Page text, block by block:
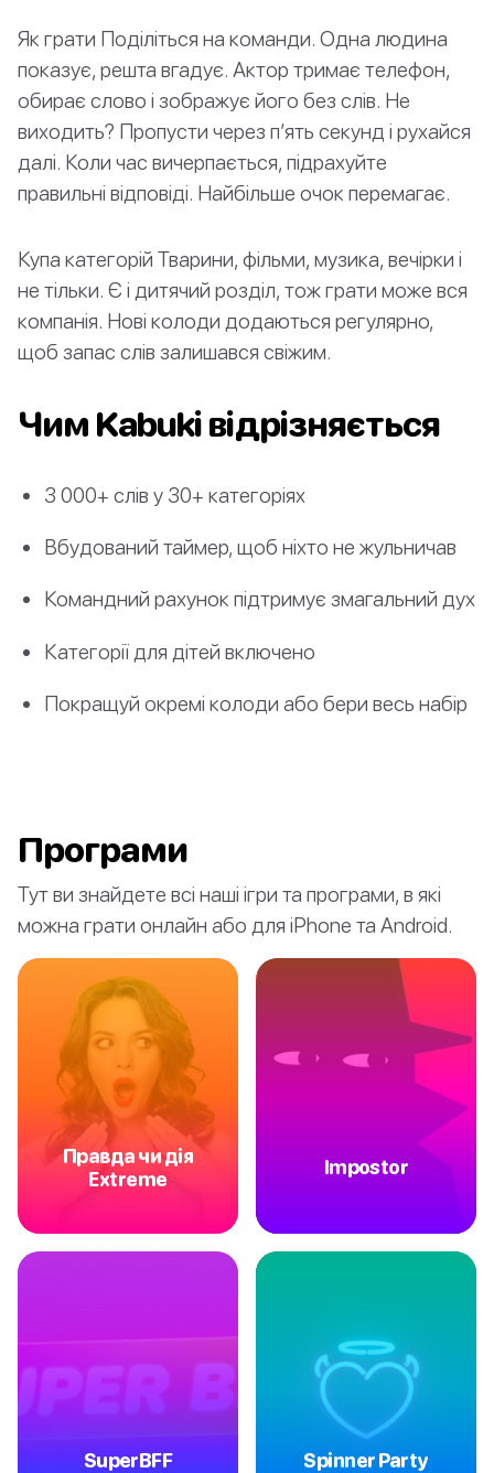
Як грати Поділіться на команди. Одна людина
показує, решта вгадує. Актор тримає телефон,
обирає слово і зображує його без слів. Не
виходить? Пропусти через п’ять секунд і рухайся
далі. Коли час вичерпається, підрахуйте
правильні відповіді. Найбільше очок перемагає.
Купа категорій Тварини, фільми, музика, вечірки і
не тільки. Є і дитячий розділ, тож грати може вся
компанія. Нові колоди додаються регулярно,
щоб запас слів залишався свіжим.
Чим Kabuki відрізняється
3 000+ слів у 30+ категоріях
Вбудований таймер, щоб ніхто не жульничав
Командний рахунок підтримує змагальний дух
Категорії для дітей включено
Покращуй окремі колоди або бери весь набір
Програми
Тут ви знайдете всі наші ігри та програми, в які
можна грати онлайн або для iPhone та Android.
Правда чи дія
Extreme
Impostor
SuperBFF Spinner Party